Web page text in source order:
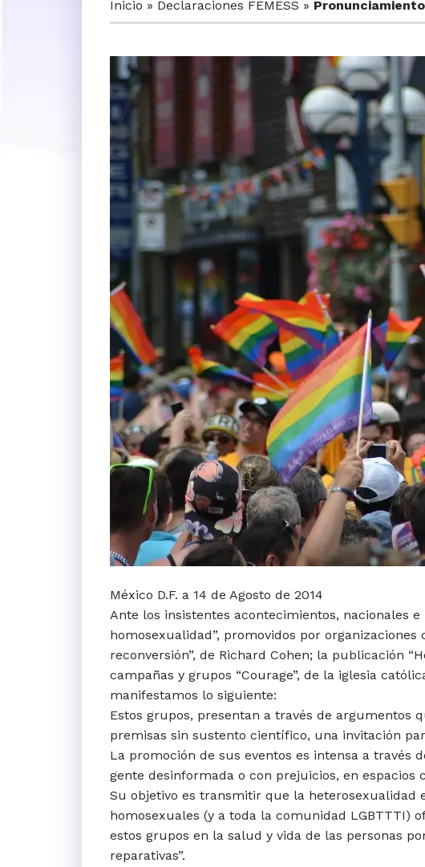
Inicio » Declaraciones FEMESS »
México D.F. a 14 de Agosto de 2014
Ante los insistentes acontecimientos, nacionales
homosexualidad”, promovidos por
reconversión”, de Richard Cohen; la publicación
campañas y grupos “Courage”, de la iglesia
manifestamos lo siguiente:
Estos grupos, presentan a través de argumentos
premisas sin sustento científico, una invitación
La promoción de sus eventos es intensa a través
gente desinformada o con prejuicios, en
Su objetivo es transmitir que la heterosexualidad
homosexuales (y a toda la comunidad LGBTTTI)
estos grupos en la salud y vida de las personas
reparativas”.